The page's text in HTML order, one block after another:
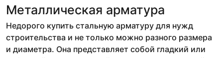
Металлическая арматура
Недорого купить стальную арматуру для нужд
строительства и не только можно разного размера
и диаметра. Она представляет собой гладкий или